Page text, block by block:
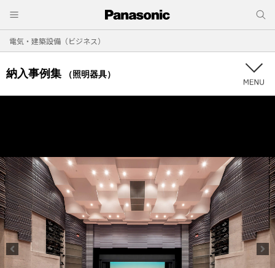
電気・建築設備（ビジネス）
納入事例集 （照明器具）